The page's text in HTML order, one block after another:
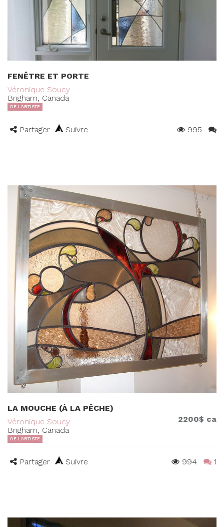
FENÊTRE ET PORTE
Véronique Soucy
Brigham, Canada
DE L'ARTISTE
Partager Suivre 995
LA MOUCHE (À LA PÊCHE)
Véronique Soucy
Brigham, Canada
2200$ ca
DE L'ARTISTE
Partager Suivre 994 1